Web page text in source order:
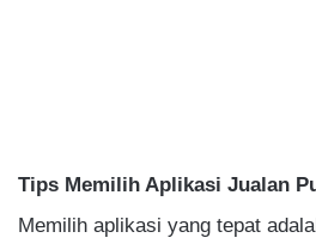
Tips Memilih Aplikasi Jualan
Memilih aplikasi yang tepat